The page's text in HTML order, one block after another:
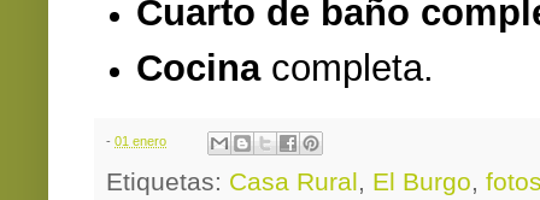
Cuarto de baño
Cocina completa.
- 01 enero
Etiquetas: Casa Rural, El Burgo,